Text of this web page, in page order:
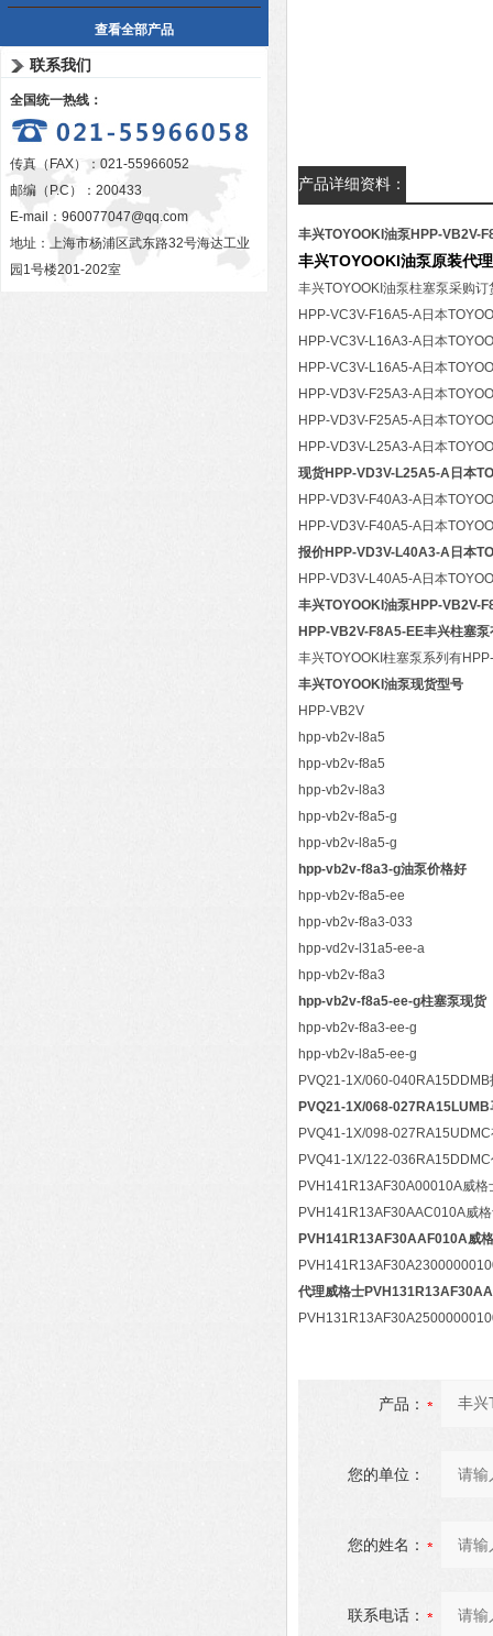
查看全部产品
联系我们
全国统一热线：
传真（FAX）：021-55966052
邮编（P.C）：200433
E-mail： 960077047@qq.com
地址：上海市杨浦区武东路32号海达工业
园1号楼201-202室
产品详细资料：
丰兴TOYOOKI油泵HPP-VB2V-
丰兴TOYOOKI油泵原装代
丰兴TOYOOKI油泵柱塞泵采购订
HPP-VC3V-F16A5-A日本
HPP-VC3V-L16A3-A日本
HPP-VC3V-L16A5-A日本
HPP-VD3V-F25A3-A日本
HPP-VD3V-F25A5-A日本
HPP-VD3V-L25A3-A日本
现货HPP-VD3V-L25A5-A日本
HPP-VD3V-F40A3-A日本
HPP-VD3V-F40A5-A日本
报价HPP-VD3V-L40A3-A日本
HPP-VD3V-L40A5-A日本
丰兴TOYOOKI油泵HPP-VB2V-
HPP-VB2V-F8A5-EE丰兴柱塞泵
丰兴TOYOOKI柱塞泵系列有
丰兴TOYOOKI油泵现货型号
HPP-VB2V
hpp-vb2v-l8a5
hpp-vb2v-f8a5
hpp-vb2v-l8a3
hpp-vb2v-f8a5-g
hpp-vb2v-l8a5-g
hpp-vb2v-f8a3-g油泵价格好
hpp-vb2v-f8a5-ee
hpp-vb2v-f8a3-033
hpp-vd2v-l31a5-ee-a
hpp-vb2v-f8a3
hpp-vb2v-f8a5-ee-g柱塞泵现货
hpp-vb2v-f8a3-ee-g
hpp-vb2v-l8a5-ee-g
PVQ21-1X/060-040RA15DDMB
PVQ21-1X/068-027RA15LUMB
PVQ41-1X/098-
PVQ41-1X/122-
PVH141R13AF30A00010A威
PVH141R13AF30AAC010A威
PVH141R13AF30AAF010A威
代理威格士
产品：
您的单位：
您的姓名：
联系电话：